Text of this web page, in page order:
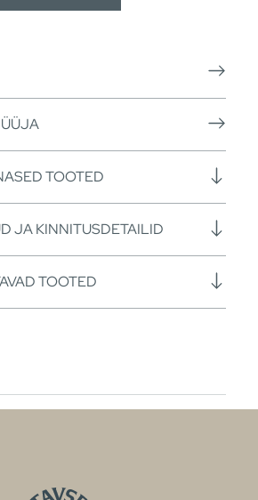
TOOTED
JA KINNITUSDETAILID
TOOTED